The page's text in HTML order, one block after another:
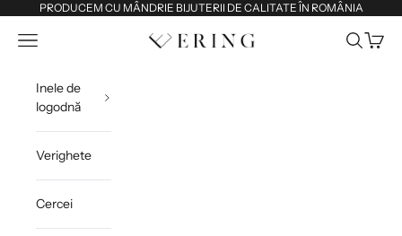
Sari la conținutPRODUCEM CU MÂNDRIE BIJUTERII DE CALITATE ÎN ROMÂNIA
Ering
Deschide meniul de navigare Deschide
Inele de
logodnă
Verighete
Cercei